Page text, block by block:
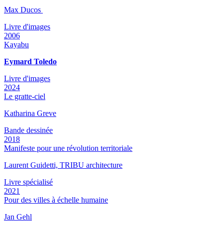
Max Ducos
Livre d'images
2006
Kayabu
Eymard Toledo
Livre d'images
2024
Le gratte-ciel
Katharina Greve
Bande dessinée
2018
Manifeste pour une révolution territoriale
Laurent Guidetti, TRIBU architecture
Livre spécialisé
2021
Pour des villes à échelle humaine
Jan Gehl